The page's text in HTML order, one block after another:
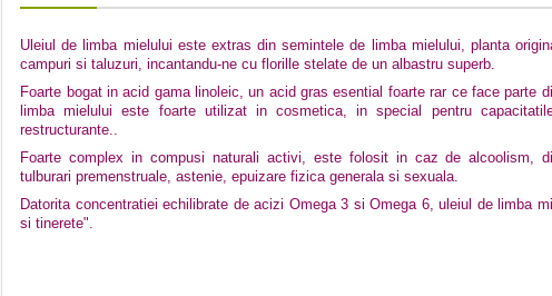
Uleiul de limba mielului este extras din semintele de limba mielului, planta
campuri si taluzuri, incantandu-ne cu florille stelate de un albastru superb.
Foarte bogat in acid gama linoleic, un acid gras esential foarte rar ce face parte
limba mielului este foarte utilizat in cosmetica, in special pentru
restructurante..
Foarte complex in compusi naturali activi, este folosit in caz de alcoolism,
tulburari premenstruale, astenie, epuizare fizica generala si sexuala.
Datorita concentratiei echilibrate de acizi Omega 3 si Omega 6, uleiul de limba
si tinerete".